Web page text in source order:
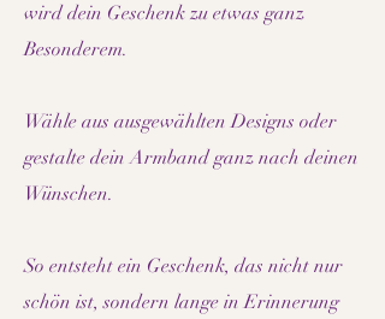
wird dein Geschenk zu etwas ganz
Besonderem.
Wähle aus ausgewählten Designs oder
gestalte dein Armband ganz nach deinen
Wünschen.
So entsteht ein Geschenk, das nicht nur
schön ist, sondern lange in Erinnerung